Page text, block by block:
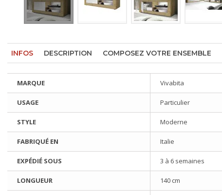
INFOS DESCRIPTION COMPOSEZ VOTRE ENSEMBLE
MARQUE Vivabita
USAGE Particulier
STYLE Moderne
FABRIQUÉ EN Italie
EXPÉDIÉ SOUS 3 à 6 semaines
LONGUEUR 140 cm